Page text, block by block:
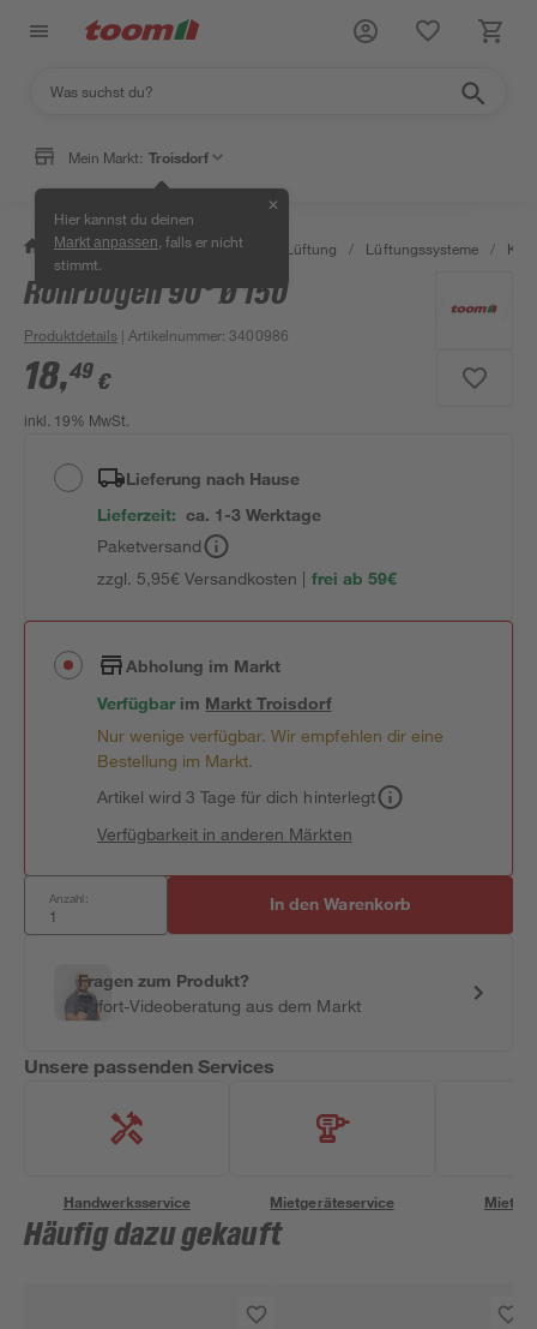
Mein Markt: Troisdorf
Hier kannst du deinen
Markt anpassen , falls er nicht
stimmt.
✕
/ Bauen & Renovieren / Klima & Lüftung / Lüftungssysteme /
Rohrbogen 90° Ø 150
Produktdetails | Artikelnummer:3400986
18,49 €
inkl. 19% MwSt.
Lieferung nach Hause
Lieferzeit: ca. 1-3 Werktage
Paketversand
zzgl. 5,95€ Versandkosten | frei ab 59€
Abholung im Markt
Verfügbar im MarktTroisdorf
Nur wenige verfügbar. Wir empfehlen dir eine
Bestellung im Markt.
Artikel wird 3 Tage für dich hinterlegt
Verfügbarkeit in anderen Märkten
Anzahl: In den Warenkorb
Fragen zum Produkt?
Sofort-Videoberatung aus dem Markt
Unsere passenden Services
Handwerksservice Mietgeräteservice
Häufig dazu gekauft